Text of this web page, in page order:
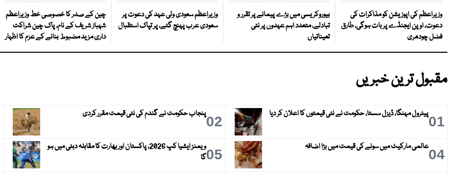
وزیراعظم کی اپوزیشن کو مذاکرات کی
دعوت، اوپن ایجنڈے پر بات ہوگی، طارق
فضل چودھری
بیوروکریسی میں بڑے پیمانے پر تقرر و
تبادلے، متعدد اہم عہدوں پر نئی
تعیناتیاں
وزیراعظم سعودی ولی عہد کی دعوت پر
سعودی عرب پہنچ گئے، پر تپاک استقبال
چین کے صدر کا خصوصی خط وزیراعظم
شہباز شریف کے نام، پاک چین شراکت
داری مزید مضبوط بنانے کے عزم کا اظہار
مقبول ترین خبریں
01پیٹرول مہنگا، ڈیزل سستا، حکومت نے نئی قیمتوں کا اعلان کر دیا 02پنجاب حکومت نے گندم کی نئی قیمت مقرر کردی
04عالمی مارکیٹ میں سونے کی قیمت میں بڑا اضافہ 05
ویمنز ایشیا کپ 2026، پاکستان اور بھارت کا مقابلہ دبئی میں ہو
گا